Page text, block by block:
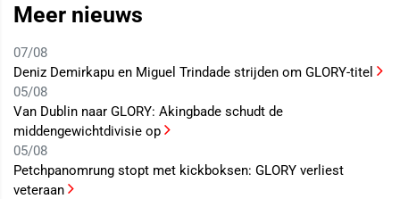
Meer nieuws
07/08
Deniz Demirkapu en Miguel Trindade strijden om GLORY-titel
05/08
Van Dublin naar GLORY: Akingbade schudt de
middengewichtdivisie op
05/08
Petchpanomrung stopt met kickboksen: GLORY verliest
veteraan